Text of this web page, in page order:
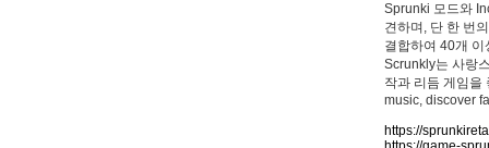
Sprunki 모드와
견하며, 단 한 번
결합하여 40개
Scrunkly는 사랑
작과 리듬 게임을
music, discover
https://